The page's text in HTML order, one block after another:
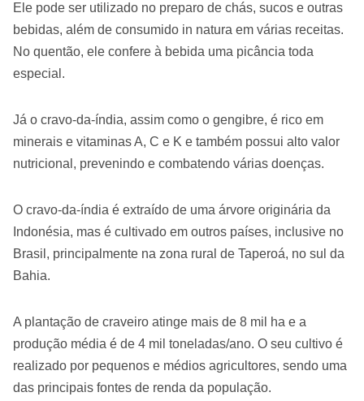
Ele pode ser utilizado no preparo de chás, sucos e outras
bebidas, além de consumido in natura em várias receitas.
No quentão, ele confere à bebida uma picância toda
especial.
Já o cravo-da-índia, assim como o gengibre, é rico em
minerais e vitaminas A, C e K e também possui alto valor
nutricional, prevenindo e combatendo várias doenças.
O cravo-da-índia é extraído de uma árvore originária da
Indonésia, mas é cultivado em outros países, inclusive no
Brasil, principalmente na zona rural de Taperoá, no sul da
Bahia.
A plantação de craveiro atinge mais de 8 mil ha e a
produção média é de 4 mil toneladas/ano. O seu cultivo é
realizado por pequenos e médios agricultores, sendo uma
das principais fontes de renda da população.